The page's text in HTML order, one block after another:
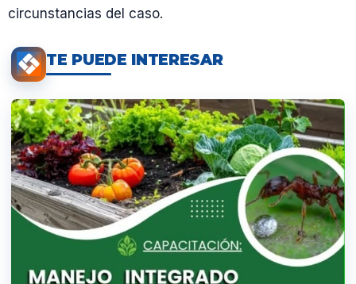
circunstancias del caso.
TE PUEDE INTERESAR